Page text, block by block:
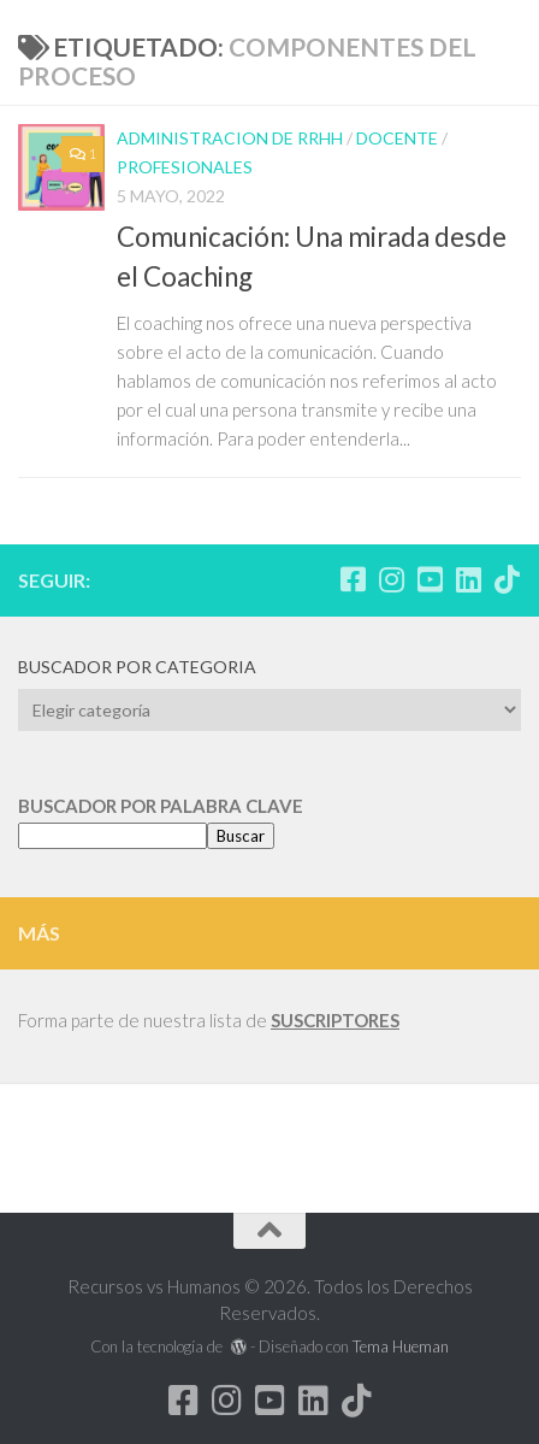
ETIQUETADO: COMPONENTES DEL
PROCESO
1
ADMINISTRACION DE RRHH /DOCENTE /
PROFESIONALES
5 MAYO, 2022
Comunicación: Una mirada desde
el Coaching
El coaching nos ofrece una nueva perspectiva
sobre el acto de la comunicación. Cuando
hablamos de comunicación nos referimos al acto
por el cual una persona transmite y recibe una
información. Para poder entenderla...
SEGUIR:
BUSCADOR POR CATEGORIA
BUSCADOR
BUSCADOR POR PALABRA CLAVE
Buscar
MÁS
Forma parte de nuestra lista de SUSCRIPTORES
Recursos vs Humanos © 2026. Todos los Derechos
Reservados.
Con la tecnología de - Diseñado con Tema Hueman